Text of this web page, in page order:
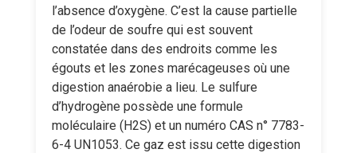
l’absence d’oxygène. C’est la cause partielle
de l’odeur de soufre qui est souvent
constatée dans des endroits comme les
égouts et les zones marécageuses où une
digestion anaérobie a lieu. Le sulfure
d’hydrogène possède une formule
moléculaire (H2S) et un numéro CAS n° 7783-
6-4 UN1053. Ce gaz est issu cette digestion